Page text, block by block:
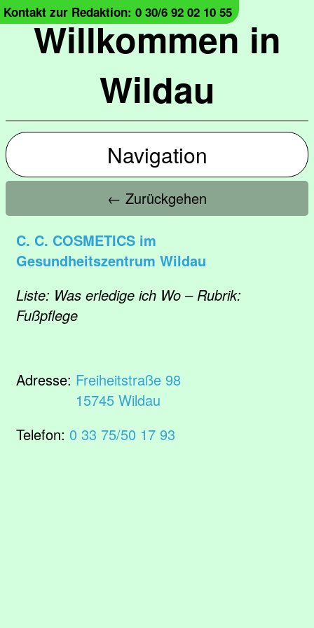
Willkommen in
Wildau
Kontakt zur Redaktion: 0 30/6 92 02 10 55
Navigation
← Zurückgehen
C. C. COSMETICS im
Gesundheitszentrum Wildau
Liste: Was erledige ich Wo – Rubrik:
Fußpflege
Adresse: Freiheitstraße 98
15745 Wildau
Telefon: 0 33 75/50 17 93